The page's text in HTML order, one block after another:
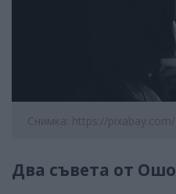
Снимка: https://pixabay.com/
Два съвета от Ошо